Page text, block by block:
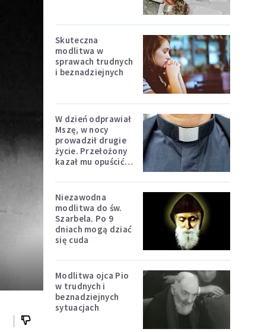
Skuteczna
modlitwa w
sprawach trudnych
i beznadziejnych
W dzień odprawiał
Mszę, w nocy
prowadził drugie
życie. Przełożony
kazał mu opuścić
Niezawodna
modlitwa do św.
Szarbela. Po 9
dniach mogą dziać
się cuda
Modlitwa ojca Pio
w trudnych i
beznadziejnych
sytuacjach